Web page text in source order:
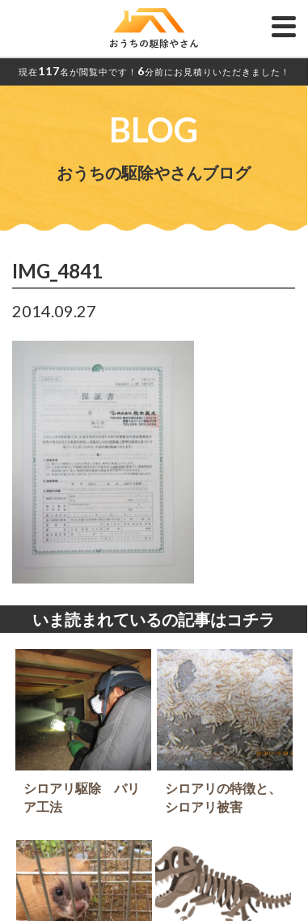
現在117名が閲覧中です！ 6分前にお見積りいただきました！
BLOG
おうちの駆除やさんブログ
IMG_4841
2014.09.27
いま読まれているの記事はコチラ
シロアリ駆除 バリ
ア工法
シロアリの特徴と、
シロアリ被害